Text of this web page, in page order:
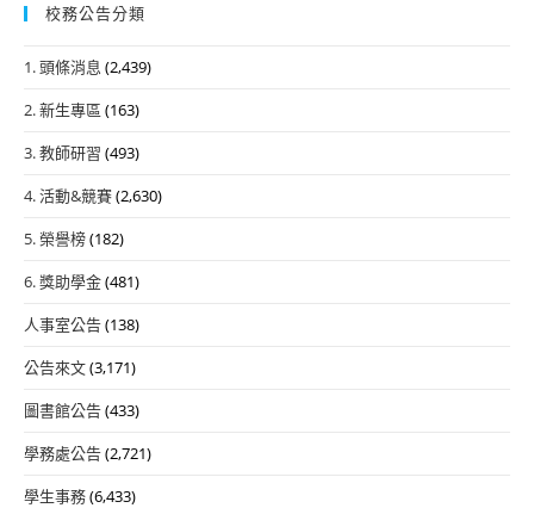
校務公告分類
1. 頭條消息 (2,439)
2. 新生專區 (163)
3. 教師研習 (493)
4. 活動&競賽(2,630)
5. 榮譽榜(182)
6. 獎助學金(481)
人事室公告(138)
公告來文(3,171)
圖書館公告(433)
學務處公告(2,721)
學生事務(6,433)